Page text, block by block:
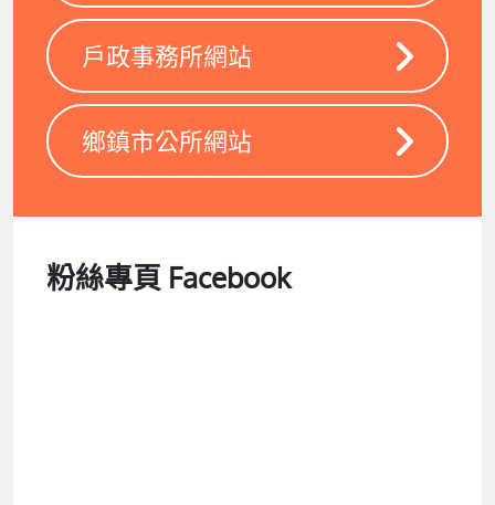
戶政事務所網站
鄉鎮市公所網站
粉絲專頁 Facebook